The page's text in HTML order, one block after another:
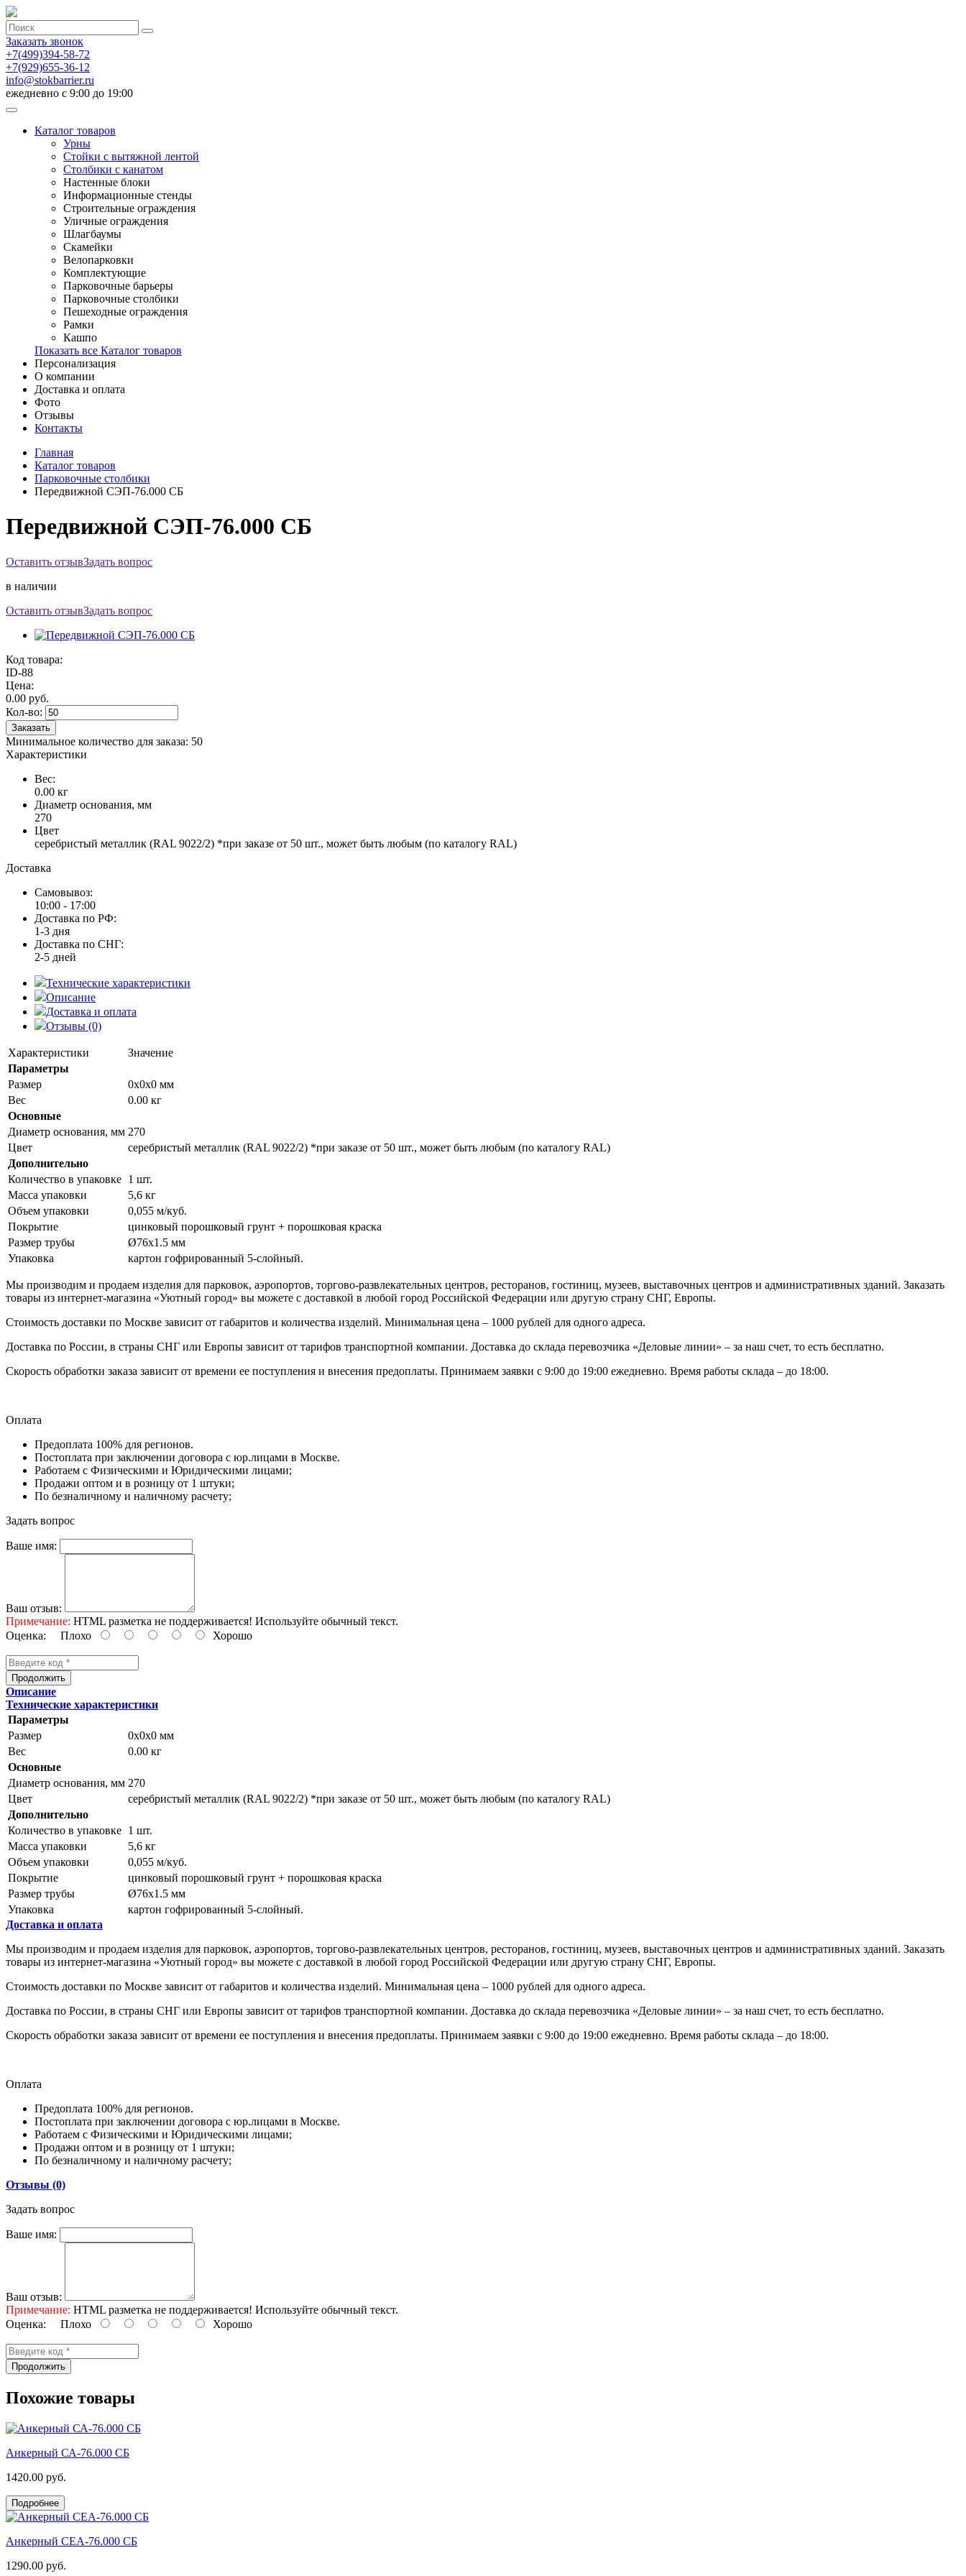
Заказать звонок
+7(499)394-58-72
+7(929)655-36-12
info@stokbarrier.ru
ежедневно с 9:00 до 19:00
Каталог товаров
Урны
Стойки с вытяжной лентой
Столбики с канатом
Настенные блоки
Информационные стенды
Строительные ограждения
Уличные ограждения
Шлагбаумы
Скамейки
Велопарковки
Комплектующие
Парковочные барьеры
Парковочные столбики
Пешеходные ограждения
Рамки
Кашпо
Показать все Каталог товаров
Персонализация
О компании
Доставка и оплата
Фото
Отзывы
Контакты
Главная
Каталог товаров
Парковочные столбики
Передвижной СЭП-76.000 СБ
Передвижной СЭП-76.000 СБ
Оставить отзывЗадать вопрос
в наличии
Оставить отзывЗадать вопрос
Код товара:
ID-88
Цена:
0.00 руб.
Кол-во:
Заказать
Минимальное количество для заказа: 50
Характеристики
Вес:
0.00 кг
Диаметр основания, мм
270
Цвет
серебристый металлик (RAL 9022/2) *при заказе от 50 шт., может быть любым (по каталогу RAL)
Доставка
Самовывоз:
10:00 - 17:00
Доставка по РФ:
1-3 дня
Доставка по СНГ:
2-5 дней
Технические характеристики
Описание
Доставка и оплата
Отзывы (0)
Характеристики
Значение
Параметры
Размер
0x0x0 мм
Вес
0.00 кг
Основные
Диаметр основания, мм 270
Цвет
серебристый металлик (RAL 9022/2) *при заказе от 50 шт., может быть любым (по каталогу RAL)
Дополнительно
Количество в упаковке 1 шт.
Масса упаковки
5,6 кг
Объем упаковки
0,055 м/куб.
Покрытие
цинковый порошковый грунт + порошковая краска
Размер трубы
Ø76х1.5 мм
Упаковка
картон гофрированный 5-слойный.
Мы производим и продаем изделия для парковок, аэропортов, торгово-развлекательных центров, ресторанов, гостиниц, музеев, выставочных центров и административных зданий. Заказать
товары из интернет-магазина «Уютный город» вы можете с доставкой в любой город Российской Федерации или другую страну СНГ, Европы.
Стоимость доставки по Москве зависит от габаритов и количества изделий. Минимальная цена – 1000 рублей для одного адреса.
Доставка по России, в страны СНГ или Европы зависит от тарифов транспортной компании. Доставка до склада перевозчика «Деловые линии» – за наш счет, то есть бесплатно.
Скорость обработки заказа зависит от времени ее поступления и внесения предоплаты. Принимаем заявки с 9:00 до 19:00 ежедневно. Время работы склада – до 18:00.
Оплата
Предоплата 100% для регионов.
Постоплата при заключении договора с юр.лицами в Москве.
Работаем с Физическими и Юридическими лицами;
Продажи оптом и в розницу от 1 штуки;
По безналичному и наличному расчету;
Задать вопрос
Ваше имя:
Ваш отзыв:
Примечание: HTML разметка не поддерживается! Используйте обычный текст.
Оценка: Плохо Хорошо
Продолжить
Описание
Технические характеристики
Параметры
Размер
0x0x0 мм
Вес
0.00 кг
Основные
Диаметр основания, мм 270
Цвет
серебристый металлик (RAL 9022/2) *при заказе от 50 шт., может быть любым (по каталогу RAL)
Дополнительно
Количество в упаковке 1 шт.
Масса упаковки
5,6 кг
Объем упаковки
0,055 м/куб.
Покрытие
цинковый порошковый грунт + порошковая краска
Размер трубы
Ø76х1.5 мм
Упаковка
картон гофрированный 5-слойный.
Доставка и оплата
Мы производим и продаем изделия для парковок, аэропортов, торгово-развлекательных центров, ресторанов, гостиниц, музеев, выставочных центров и административных зданий. Заказать
товары из интернет-магазина «Уютный город» вы можете с доставкой в любой город Российской Федерации или другую страну СНГ, Европы.
Стоимость доставки по Москве зависит от габаритов и количества изделий. Минимальная цена – 1000 рублей для одного адреса.
Доставка по России, в страны СНГ или Европы зависит от тарифов транспортной компании. Доставка до склада перевозчика «Деловые линии» – за наш счет, то есть бесплатно.
Скорость обработки заказа зависит от времени ее поступления и внесения предоплаты. Принимаем заявки с 9:00 до 19:00 ежедневно. Время работы склада – до 18:00.
Оплата
Предоплата 100% для регионов.
Постоплата при заключении договора с юр.лицами в Москве.
Работаем с Физическими и Юридическими лицами;
Продажи оптом и в розницу от 1 штуки;
По безналичному и наличному расчету;
Отзывы (0)
Задать вопрос
Ваше имя:
Ваш отзыв:
Примечание: HTML разметка не поддерживается! Используйте обычный текст.
Оценка: Плохо Хорошо
Продолжить
Похожие товары
Анкерный СА-76.000 СБ
1420.00 руб.
Подробнее
Анкерный СЕА-76.000 СБ
1290.00 руб.